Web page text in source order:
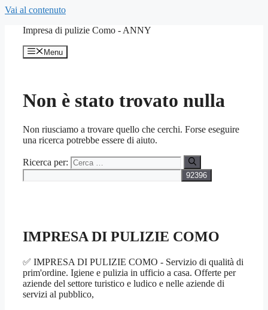
Vai al contenuto
Impresa di pulizie Como - ANNY
Menu
Non è stato trovato nulla
Non riusciamo a trovare quello che cerchi. Forse eseguire
una ricerca potrebbe essere di aiuto.
Ricerca per:
IMPRESA DI PULIZIE COMO
✅ IMPRESA DI PULIZIE COMO - Servizio di qualità di
prim'ordine. Igiene e pulizia in ufficio a casa. Offerte per
aziende del settore turistico e ludico e nelle aziende di
servizi al pubblico,